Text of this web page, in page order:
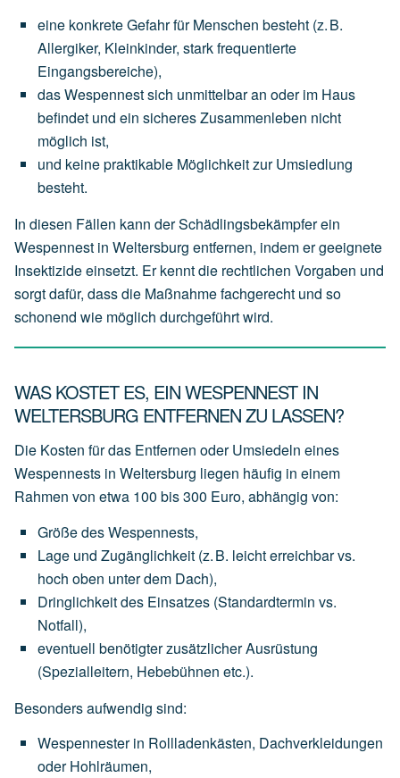
eine konkrete Gefahr für Menschen besteht (z.B.
Allergiker, Kleinkinder, starkfrequentierte
Eingangsbereiche),
dasWespennestsich unmittelbar an oder im Haus
befindet und ein sicheresZusammenleben nicht
möglich ist,
und keinepraktikable Möglichkeitzur Umsiedlung
besteht.
In diesen Fällen kann der Schädlingsbekämpfer ein
Wespennest in Weltersburg entfernen, indem er geeignete
Insektizide einsetzt. Er kennt die rechtlichen Vorgaben und
sorgt dafür, dass die Maßnahme fachgerecht und so
schonend wie möglich durchgeführt wird.
WAS KOSTET ES, EIN WESPENNEST IN
WELTERSBURG ENTFERNEN ZU LASSEN?
Die Kosten für das Entfernen oder Umsiedeln eines
Wespennests in Weltersburg liegen häufig in einem
Rahmen von etwa 100 bis 300 Euro, abhängig von:
Größe des Wespennests,
Lage und Zugänglichkeit (z.B. leichterreichbarvs.
hoch oben unterdem Dach),
Dringlichkeit des Einsatzes (Standardtermin vs.
Notfall),
eventuell benötigterzusätzlicher Ausrüstung
(Spezialleitern, Hebebühnen etc.).
Besonders aufwendig sind:
Wespennester in Rollladenkästen, Dachverkleidungen
oder Hohlräumen,